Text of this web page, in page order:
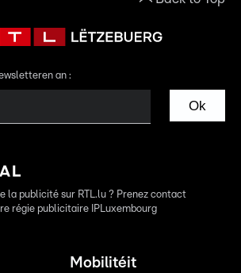
an :
Ok
la publicité sur RTL.lu ? Prenez contact
régie publicitaire IPLuxembourg
Mobilitéit